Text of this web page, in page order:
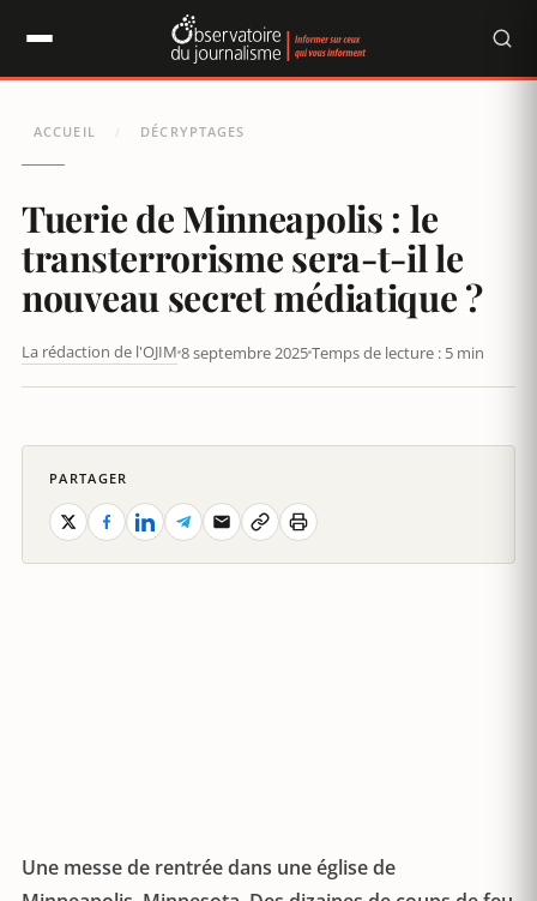
ACCUEIL / DÉCRYPTAGES
Tuerie de Minneapolis : le
transterrorisme sera-t-il le
nouveau secret médiatique ?
La rédaction de l'OJIM 8 septembre 2025Temps de lecture : 5 min
Une messe de rentrée dans une église de
PARTAGER
Panneau de gestion des cookies